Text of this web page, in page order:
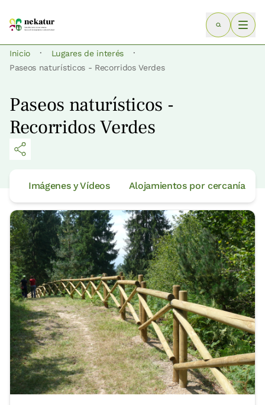
Inicio · Lugares de interés ·
Paseos naturísticos - Recorridos Verdes
Paseos naturísticos -
Recorridos Verdes
Imágenes y Vídeos Alojamientos por cercanía